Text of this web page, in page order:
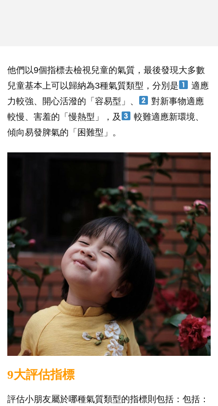
他們以9個指標去檢視兒童的氣質，最後發現大多數
兒童基本上可以歸納為3種氣質類型，分別是
適應
力較強、開心活潑的「容易型」、
對新事物適應
較慢、害羞的「慢熱型」，及
較難適應新環境、
傾向易發脾氣的「困難型」。
9大評估指標
評估小朋友屬於哪種氣質類型的指標則包括：包括：